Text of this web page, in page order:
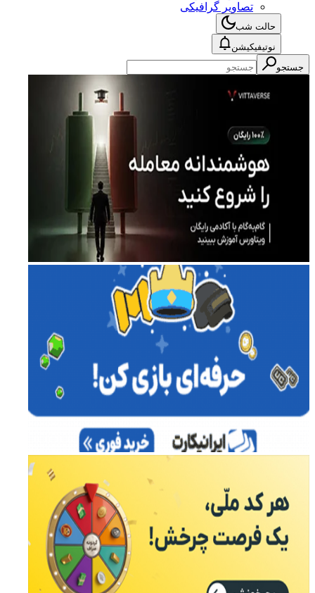
تصاویر گرافیکی
حالت شب
نوتیفیکیشن
جستجو